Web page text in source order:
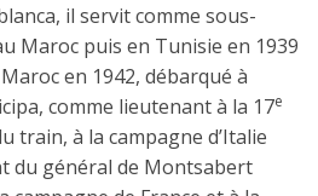
il servit comme sous-
Maroc puis en Tunisie en 1939
en 1942, débarqué à
comme lieutenant à la 17e
train, à la campagne d’Italie
du général de Montsabert